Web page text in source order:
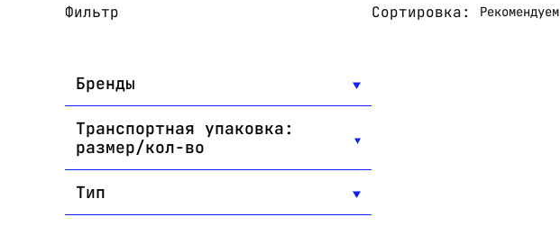
Фильтр
Бренды
Транспортная упаковка:
размер/кол-во
Тип
Сортировка: Рекомендуем